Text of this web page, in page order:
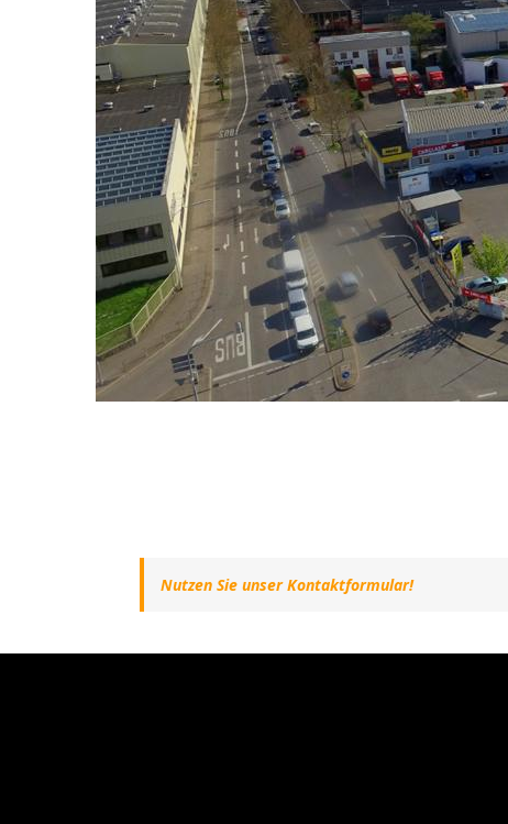
Nutzen Sie unser Kontaktformular!